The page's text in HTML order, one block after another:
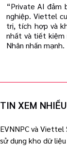
“Private AI đảm
nghiệp. Viettel
trị, tích hợp và
nhất và tiết kiệm
Nhân nhấn mạnh.
TIN XEM
EVNNPC và
sử dụng kho dữ